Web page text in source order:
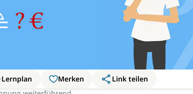
Lernplan Merken
Link teilen